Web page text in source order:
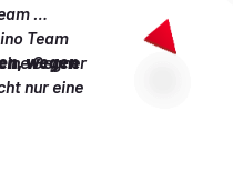
Team
Gegner
nur eine
und
wegen